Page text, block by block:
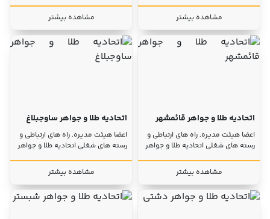
مشاهده بیشتر مشاهده بیشتر
اتحادیه طلا و جواهر قائمشهر
اعضا هیئت مدیره, راه های ارتباطی و
رسته های شغلی اتحادیه طلا و جواهر
مشاهده بیشتر
اتحادیه طلا و جواهر ساوجبلاغ
اعضا هیئت مدیره, راه های ارتباطی و
رسته های شغلی اتحادیه طلا و جواهر
مشاهده بیشتر